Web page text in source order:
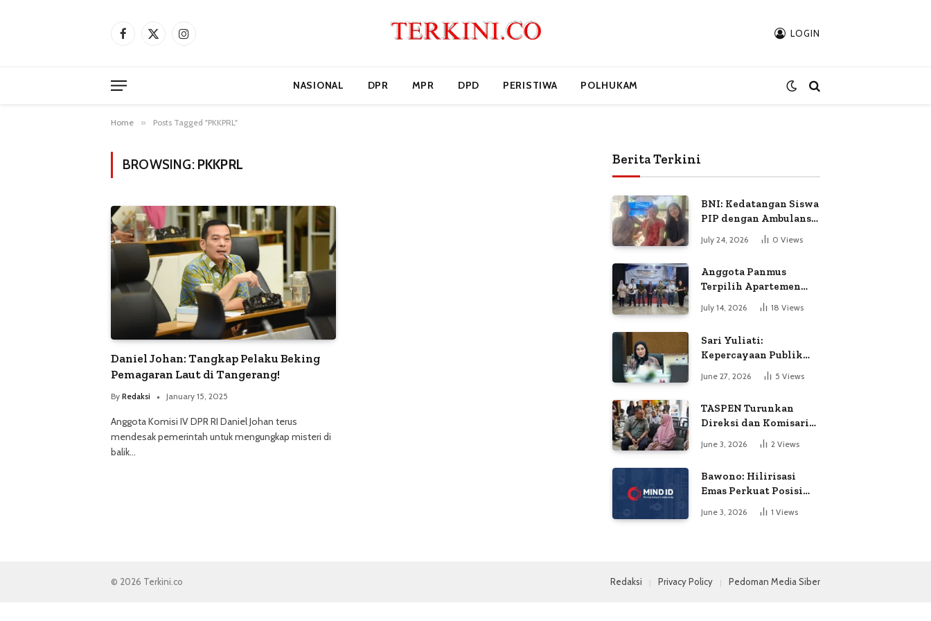
Facebook
X
Instagram LOGIN
NASIONAL DPR MPR DPD PERISTIWA POLHUKAM
Home » Posts Tagged "PKKPRL"
BROWSING: PKKPRL
Daniel Johan: Tangkap Pelaku Beking
Pemagaran Laut di Tangerang!
By Redaksi January 15, 2025
Anggota Komisi IV DPR RI Daniel Johan terus
mendesak pemerintah untuk mengungkap misteri di
balik…
Berita Terkini
BNI: Kedatangan Siswa
PIP dengan Ambulans
Permintaan Petugas
July 24, 2026 0 Views
Anggota Panmus
Terpilih Apartemen
Gardenia Boulevard
Soroti Dugaan
July 14, 2026 18 Views
Sari Yuliati:
Kepercayaan Publik
Adalah Modal Terbesar
Polri
June 27, 2026 5 Views
TASPEN Turunkan
Direksi dan Komisaris
untuk Awasi
Penyaluran Gaji Ke-13
June 3, 2026 2 Views
Bawono: Hilirisasi
Emas Perkuat Posisi
Indonesia dalam
Persaingan Industri
June 3, 2026 1 Views
© 2026 Terkini.co Redaksi Privacy Policy Pedoman Media Siber